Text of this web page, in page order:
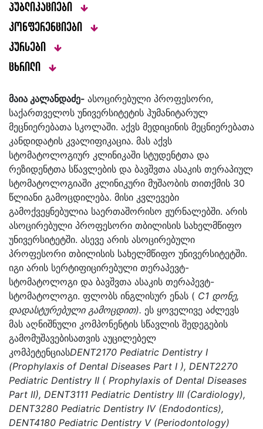
პუბლიკაციები
კონფერენციები
კურსები
ცხრილი
მაია კალანდაძე- ასოცირებული პროფესორი,
საქართველოს უნივერსიტეტის ჰუმანიტარულ
მეცნიერებათა სკოლაში. აქვს მედიცინის მეცნიერებათა
კანდიდატის კვალიფიკაცია. მას აქვს
სტომატოლოგიურ კლინიკაში სტუდენტთა და
რეზიდენტთა სწავლების და ბავშვთა ასაკის თერაპიულ
სტომატოლოგიაში კლინიკური მუშაობის თითქმის 30
წლიანი გამოცდილება. მისი კვლევები
გამოქვეყნებულია საერთაშორისო ჟურნალებში. არის
ასოცირებული პროფესორი თბილისის სახელმწიფო
უნივერსიტეტში. ასევე არის ასოცირებული
პროფესორი თბილისის სახელმწიფო უნივერსიტეტში.
იგი არის სერტიფიცირებული თერაპევტ-
სტომატოლოგი და ბავშვთა ასაკის თერაპევტ-
სტომატოლოგი. ფლობს ინგლისურ ენას ( C1 დონე,
დადასტურებული გამოცდით). ეს ყოველივე აძლევს
მას აღნიშნული კომპონენტის სწავლის შედეგების
გამომუშავებისათვის აუცილებელ
კომპეტენციასDENT2170 Pediatric Dentistry I
(Prophylaxis of Dental Diseases Part I ), DENT2270
Pediatric Dentistry II ( Prophylaxis of Dental Diseases
Part II), DENT3111 Pediatric Dentistry III (Cardiology),
DENT3280 Pediatric Dentistry IV (Endodontics),
DENT4180 Pediatric Dentistry V (Periodontology)